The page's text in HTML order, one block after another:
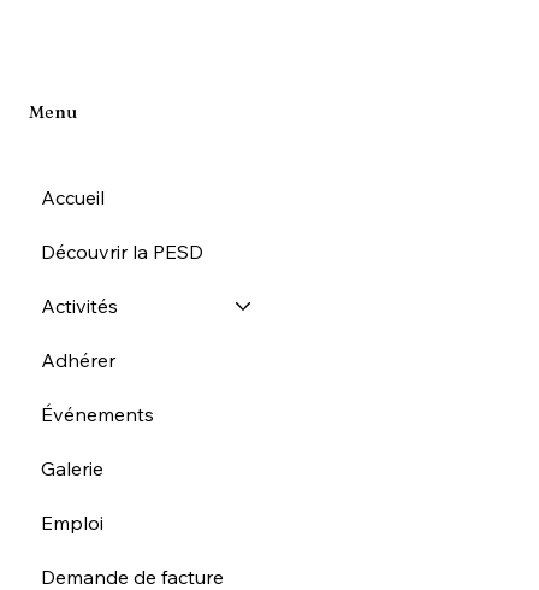
Menu
Accueil
Découvrir la PESD
Activités
Adhérer
Événements
Galerie
Emploi
Demande de facture